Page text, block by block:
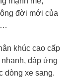
đời mới của
khúc cao cấp
đáp ứng
dòng xe sang.